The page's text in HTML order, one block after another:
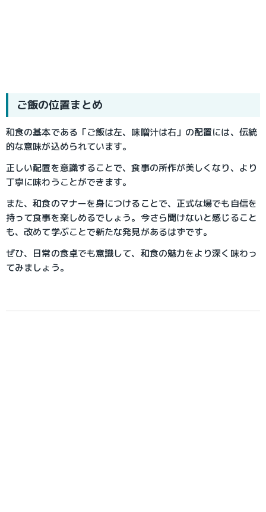
ご飯の位置まとめ
和食の基本である「ご飯は左、味噌汁は右」の配置には、伝統
的な意味が込められています。
正しい配置を意識することで、食事の所作が美しくなり、より
丁寧に味わうことができます。
また、和食のマナーを身につけることで、正式な場でも自信を
持って食事を楽しめるでしょう。今さら聞けないと感じること
も、改めて学ぶことで新たな発見があるはずです。
ぜひ、日常の食卓でも意識して、和食の魅力をより深く味わっ
てみましょう。